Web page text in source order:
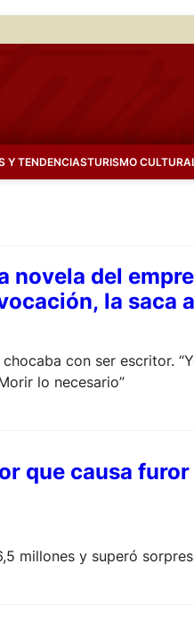
Y TENDENCIASTURISMO
novela del
la
con ser escritor.
lo necesario”
que causa
millones y superó